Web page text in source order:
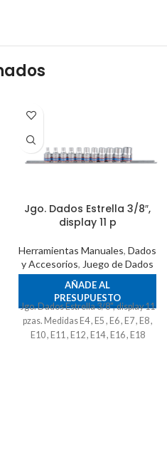
Jgo. Dados Estrella 3/8″,
display 11 p
Herramientas Manuales, Dados
y Accesorios, Juego de Dados
AÑADE AL
PRESUPUESTO
Jgo. Dados Estrella 3/8", display 11
pzas. Medidas E4 , E5 , E6 , E7 , E8 ,
E10 , E11 , E12 , E14 , E16 , E18